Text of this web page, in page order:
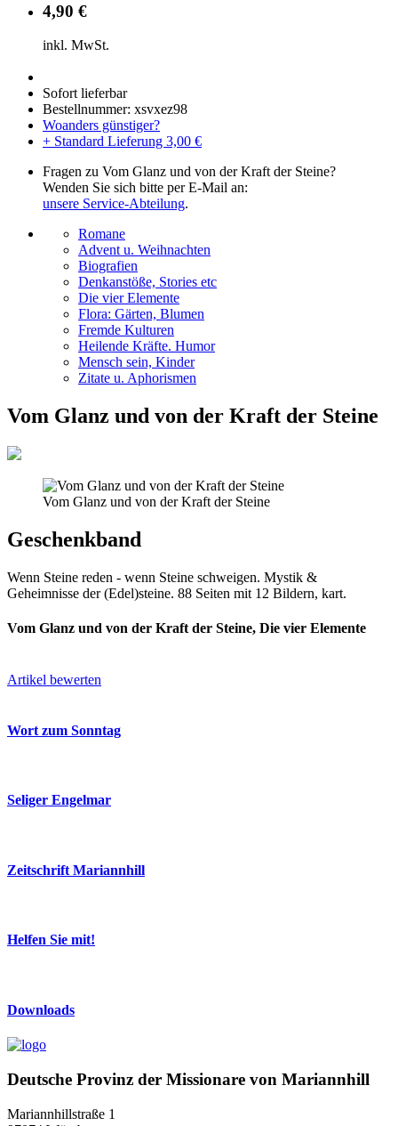
4,90 €
inkl. MwSt.
Sofort lieferbar
Bestellnummer: xsvxez98
Woanders günstiger?
+ Standard Lieferung 3,00 €
Fragen zu Vom Glanz und von der Kraft der Steine?
Wenden Sie sich bitte per E-Mail an:
unsere Service-Abteilung.
Romane
Advent u. Weihnachten
Biografien
Denkanstöße, Stories etc
Die vier Elemente
Flora: Gärten, Blumen
Fremde Kulturen
Heilende Kräfte. Humor
Mensch sein, Kinder
Zitate u. Aphorismen
Vom Glanz und von der Kraft der Steine
Vom Glanz und von der Kraft der Steine
Geschenkband
Wenn Steine reden - wenn Steine schweigen. Mystik &
Geheimnisse der (Edel)steine. 88 Seiten mit 12 Bildern, kart.
Vom Glanz und von der Kraft der Steine, Die vier Elemente
Artikel bewerten
Wort zum Sonntag
Seliger Engelmar
Zeitschrift Mariannhill
Helfen Sie mit!
Downloads
Deutsche Provinz der Missionare von Mariannhill
Mariannhillstraße 1